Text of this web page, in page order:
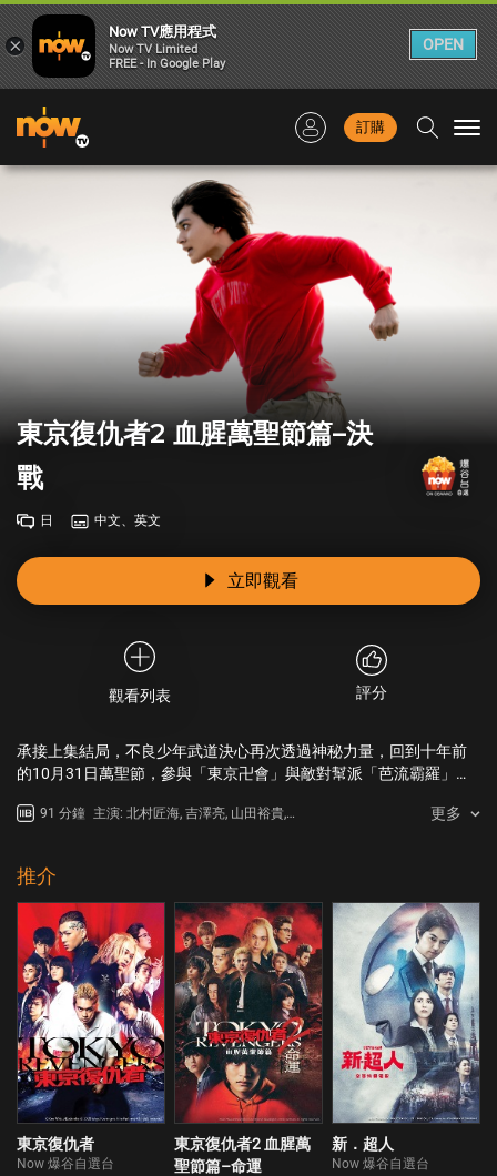
訂購
東京復仇者2 血腥萬聖節篇–決
戰
日 中文、英文
立即觀看
觀看列表 評分
承接上集結局，不良少年武道決心再次透過神秘力量，回到十年前
的10月31日萬聖節，參與「東京卍會」與敵對幫派「芭流霸羅」最
裂，拯救因此而被殺的日向及改變「東京卍會」的未來？
91 分鐘 主演: 北村匠海, 吉澤亮, 山田裕貴,
更多
推介
東京復仇者
Now 爆谷自選台
東京復仇者2 血腥萬
聖節篇–命運
新．超人
Now 爆谷自選台
×
Now TV應用程式
Now TV Limited
FREE - In Google Play
OPEN